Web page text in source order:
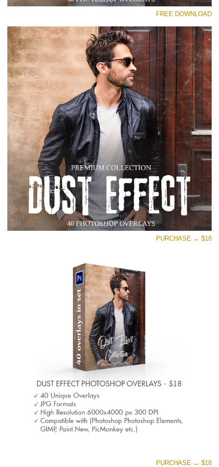
(40 Overlays)
Entire Collection
(1783 Overlays)
Large 6000*4000px
تنزيل مجاني
FREE DOWNLOAD
PURCHASE → $18
PURCHASE → $18